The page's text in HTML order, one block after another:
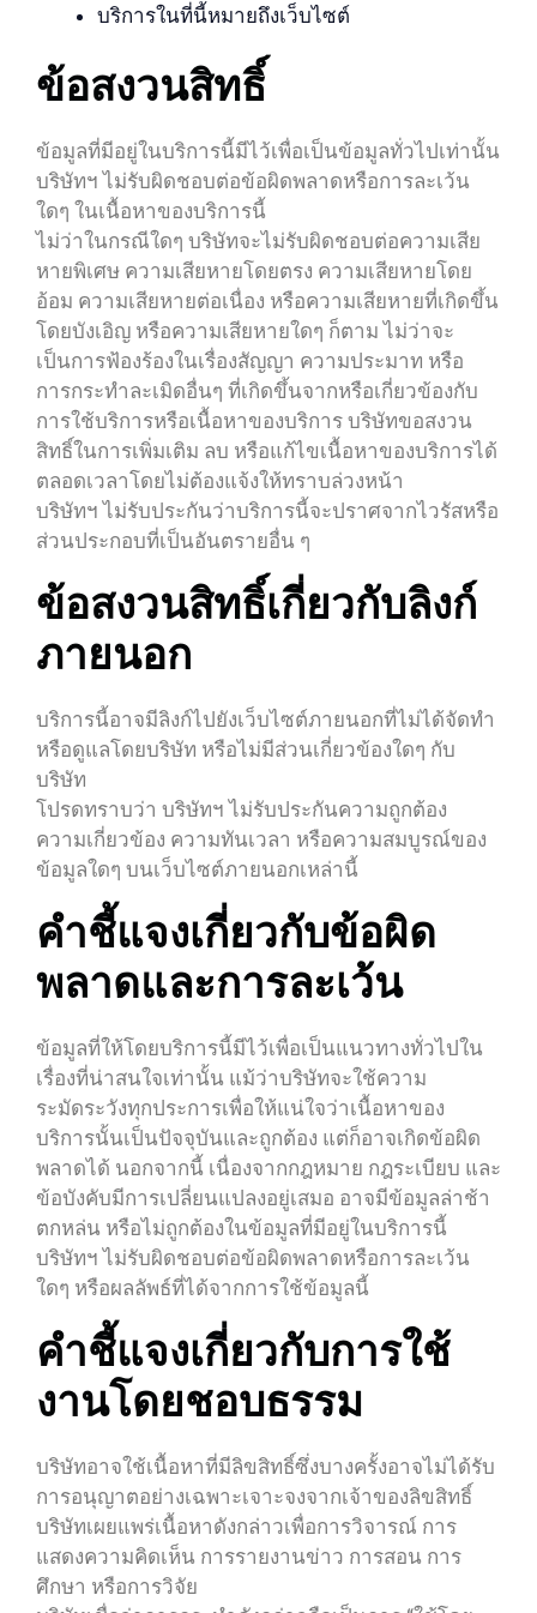
บริการในที่นี้หมายถึงเว็บไซต์
ข้อสงวนสิทธิ์
ข้อมูลที่มีอยู่ในบริการนี้มีไว้เพื่อเป็นข้อมูลทั่วไปเท่านั้น
บริษัทฯ ไม่รับผิดชอบต่อข้อผิดพลาดหรือการละเว้น
ใดๆ ในเนื้อหาของบริการนี้
ไม่ว่าในกรณีใดๆ บริษัทจะไม่รับผิดชอบต่อความเสีย
หายพิเศษ ความเสียหายโดยตรง ความเสียหายโดย
อ้อม ความเสียหายต่อเนื่อง หรือความเสียหายที่เกิดขึ้น
โดยบังเอิญ หรือความเสียหายใดๆ ก็ตาม ไม่ว่าจะ
เป็นการฟ้องร้องในเรื่องสัญญา ความประมาท หรือ
การกระทำละเมิดอื่นๆ ที่เกิดขึ้นจากหรือเกี่ยวข้องกับ
การใช้บริการหรือเนื้อหาของบริการ บริษัทขอสงวน
สิทธิ์ในการเพิ่มเติม ลบ หรือแก้ไขเนื้อหาของบริการได้
ตลอดเวลาโดยไม่ต้องแจ้งให้ทราบล่วงหน้า
บริษัทฯ ไม่รับประกันว่าบริการนี้จะปราศจากไวรัสหรือ
ส่วนประกอบที่เป็นอันตรายอื่น ๆ
ข้อสงวนสิทธิ์เกี่ยวกับลิงก์
ภายนอก
บริการนี้อาจมีลิงก์ไปยังเว็บไซต์ภายนอกที่ไม่ได้จัดทำ
หรือดูแลโดยบริษัท หรือไม่มีส่วนเกี่ยวข้องใดๆ กับ
บริษัท
โปรดทราบว่า บริษัทฯ ไม่รับประกันความถูกต้อง
ความเกี่ยวข้อง ความทันเวลา หรือความสมบูรณ์ของ
ข้อมูลใดๆ บนเว็บไซต์ภายนอกเหล่านี้
คำชี้แจงเกี่ยวกับข้อผิด
พลาดและการละเว้น
ข้อมูลที่ให้โดยบริการนี้มีไว้เพื่อเป็นแนวทางทั่วไปใน
เรื่องที่น่าสนใจเท่านั้น แม้ว่าบริษัทจะใช้ความ
ระมัดระวังทุกประการเพื่อให้แน่ใจว่าเนื้อหาของ
บริการนั้นเป็นปัจจุบันและถูกต้อง แต่ก็อาจเกิดข้อผิด
พลาดได้ นอกจากนี้ เนื่องจากกฎหมาย กฎระเบียบ และ
ข้อบังคับมีการเปลี่ยนแปลงอยู่เสมอ อาจมีข้อมูลล่าช้า
ตกหล่น หรือไม่ถูกต้องในข้อมูลที่มีอยู่ในบริการนี้
บริษัทฯ ไม่รับผิดชอบต่อข้อผิดพลาดหรือการละเว้น
ใดๆ หรือผลลัพธ์ที่ได้จากการใช้ข้อมูลนี้
คำชี้แจงเกี่ยวกับการใช้
งานโดยชอบธรรม
บริษัทอาจใช้เนื้อหาที่มีลิขสิทธิ์ซึ่งบางครั้งอาจไม่ได้รับ
การอนุญาตอย่างเฉพาะเจาะจงจากเจ้าของลิขสิทธิ์
บริษัทเผยแพร่เนื้อหาดังกล่าวเพื่อการวิจารณ์ การ
แสดงความคิดเห็น การรายงานข่าว การสอน การ
ศึกษา หรือการวิจัย